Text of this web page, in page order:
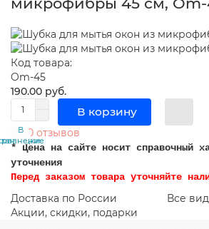
Код товара:
Om-45
190.00 руб.
В корзину
В
закладки
В 0 отзывов
* Цена на сайте носит справочный
уточнения
Перед заказом товара уточняйте
Доставка по России
Все
Акции, скидки, подарки